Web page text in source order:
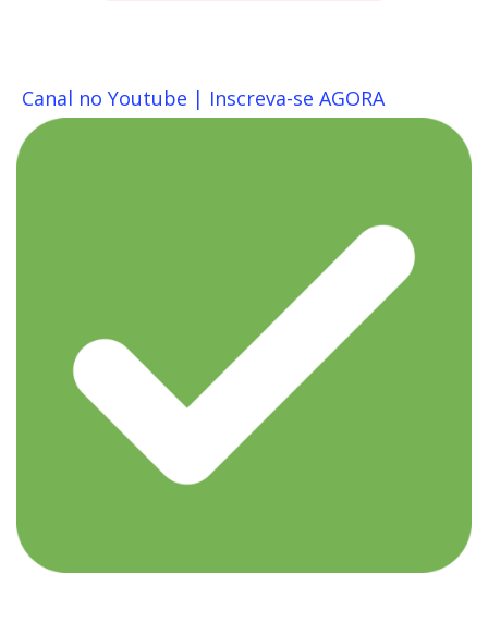
Canal no Youtube | Inscreva-se AGORA